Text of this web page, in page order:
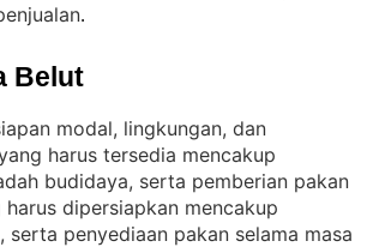
.
Belut
modal, lingkungan, dan
harus tersedia mencakup
budidaya, serta pemberian pakan
harus dipersiapkan mencakup
penyediaan pakan selama masa